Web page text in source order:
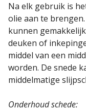
Na elk gebruik is
olie aan te
kunnen
deuken of
middel van een
worden. De snede
middelmatige
Onderhoud schede: